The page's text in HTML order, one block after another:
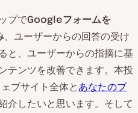
プでGoogleフォームを
、ユーザーからの回答の受け
と、ユーザーからの指摘に基
テンツを改善できます。本投
ブサイト全体とあなたのブ
介したいと思います。そして